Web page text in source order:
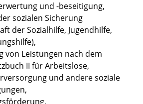
und -beseitigung,
sozialen Sicherung
der Sozialhilfe, Jugendhilfe,
von Leistungen nach dem
II für Arbeitslose,
und andere soziale